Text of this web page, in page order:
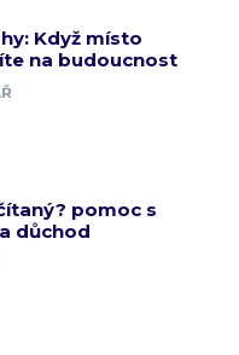
Když místo
na budoucnost
pomoc s
důchod